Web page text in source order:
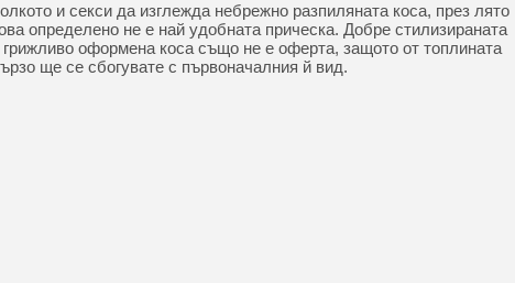
и секси да изглежда небрежно разпиляната коса, през лято
определено не е най удобната прическа. Добре стилизираната
грижливо оформена коса също не е оферта, защото от топлината
ще се сбогувате с първоначалния й вид.